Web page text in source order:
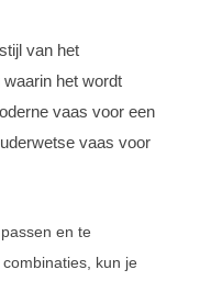
van het
het wordt
vaas voor een
vaas voor
en te
kun je